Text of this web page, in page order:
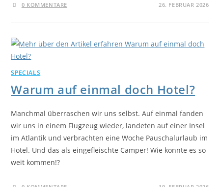
0 KOMMENTARE 26. FEBRUAR 2026
SPECIALS
Warum auf einmal doch Hotel?
Manchmal überraschen wir uns selbst. Auf einmal fanden
wir uns in einem Flugzeug wieder, landeten auf einer Insel
im Atlantik und verbrachten eine Woche Pauschalurlaub im
Hotel. Und das als eingefleischte Camper! Wie konnte es so
weit kommen!?